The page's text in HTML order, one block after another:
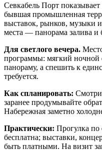
Севкабель Порт
бывшая промышленная
выставок, рынков, музыки
места — панорама залива и
Для светлого вечера.
программы: мягкий ночной
панораму, а спешить к
требуется.
Как спланировать:
заранее продумывайте
Набережная заметно
Практически: Прогулка
бесплатна; выставки,
быть платными. На визит